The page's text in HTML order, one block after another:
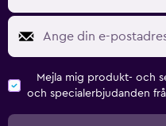
Mejla mig produkt- och
och specialerbjudanden